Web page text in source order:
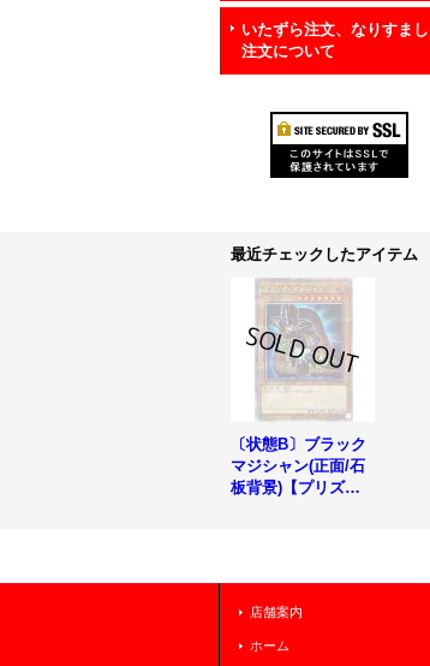
いたずら注文、なりすまし
注文について
最近チェックしたアイテム
〔状態B〕ブラック
マジシャン(正面/石
板背景)【プリズマ
店舗案内
ホーム